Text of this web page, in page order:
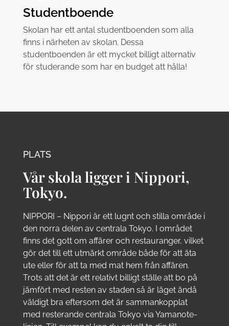
Studentboende
Skolan har ett antal studentboenden som alla
finns i närheten av skolan. Dessa
studentboenden är ett mycket billigt alternativ
för studerande som har en budget att hålla!
PLATS
Vår skola ligger i Nippori,
Tokyo.
NIPPORI – Nippori är ett lugnt och stilla område i
den norra delen av centrala Tokyo. I området
finns det gott om affärer och restauranger, vilket
gör det till ett utmärkt område både för att äta
ute eller för att ta med mat hem från affären.
Trots att det är ett relativt billigt ställe att bo på
jämfört med resten av staden så är läget ändå
väldigt bra eftersom det är sammankopplat
med resterande centrala Tokyo via Yamanote-